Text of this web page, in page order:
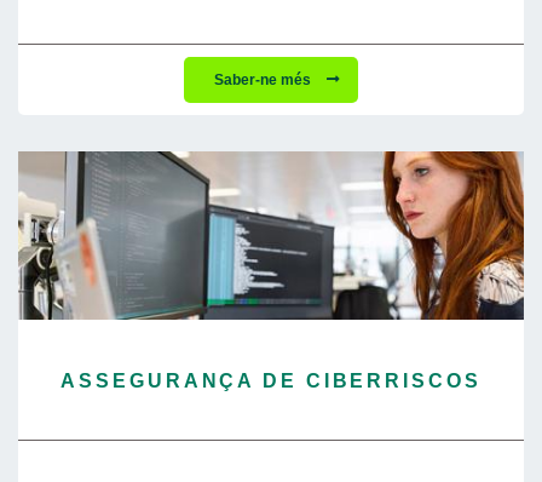
Saber-ne més
ASSEGURANÇA DE CIBERRISCOS